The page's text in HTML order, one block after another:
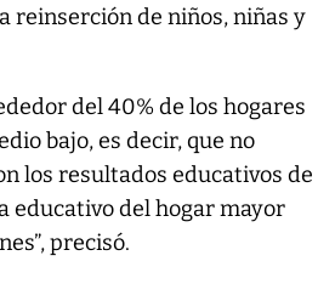
reinserción de niños, niñas y
del 40% de los hogares
bajo, es decir, que no
los resultados educativos de
educativo del hogar mayor
precisó.